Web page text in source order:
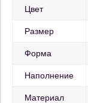
Цвет
Размер
Форма
Наполнение
Материал